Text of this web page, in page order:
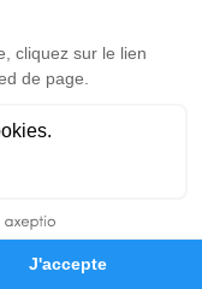
Hommages
Coise
rends hommage